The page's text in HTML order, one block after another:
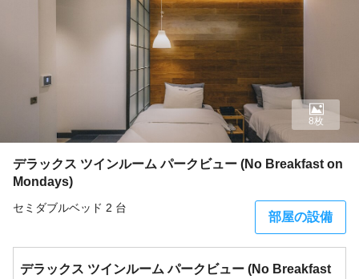
デラックス ツインルーム パークビュー (No Breakfast on
Mondays)
セミダブルベッド 2 台
部屋の設備
8枚
デラックス ツインルーム パークビュー (No Breakfast